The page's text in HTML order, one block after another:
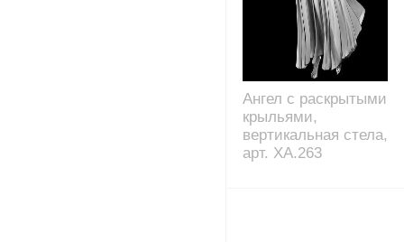
Ангел с раскрытыми
крыльями,
вертикальная стела,
арт. XA.263